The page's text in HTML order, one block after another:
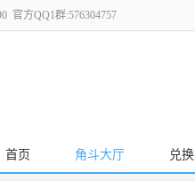
官方QQ1群:576304757
首页 角斗大厅 兑